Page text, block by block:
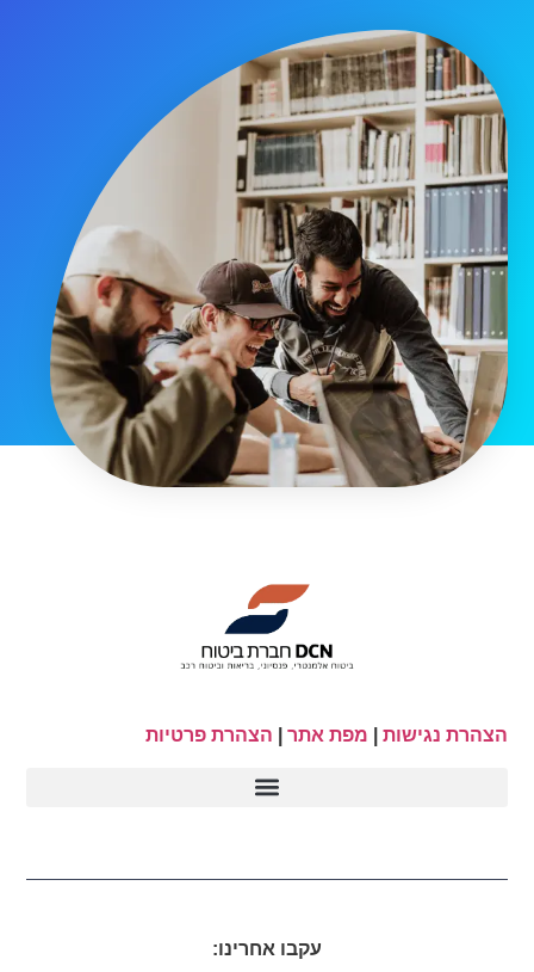
הצהרת נגישות מפת אתר הצהרת פרטיות
עקבו אחרינו: